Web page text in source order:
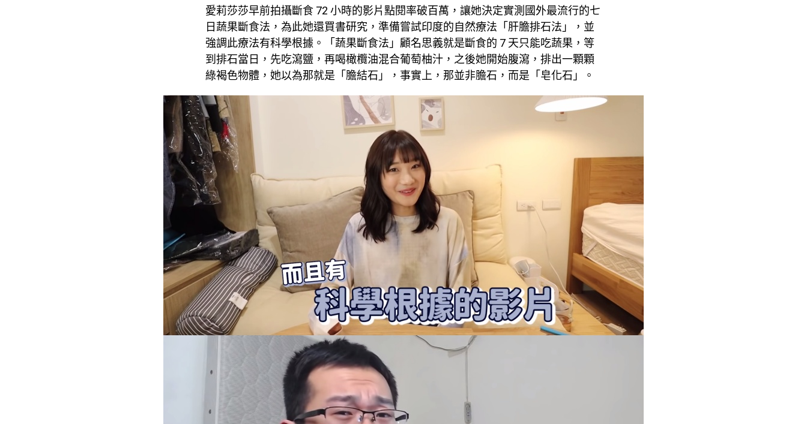
愛莉莎莎早前拍攝斷食 72 小時的影片點閱率破百萬，讓她決定實測國外最流行的七
日蔬果斷食法，為此她還買書研究，準備嘗試印度的自然療法「肝膽排石法」，並
強調此療法有科學根據。「蔬果斷食法」顧名思義就是斷食的 7 天只能吃蔬果，等
到排石當日，先吃瀉鹽，再喝橄欖油混合葡萄柚汁，之後她開始腹瀉，排出一顆顆
綠褐色物體，她以為那就是「膽結石」，事實上，那並非膽石，而是「皂化石」。